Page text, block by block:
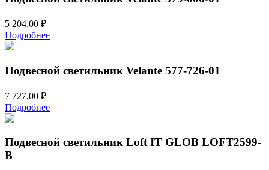
5 204,00 ₽
Подробнее
Подвесной светильник Velante 577-726-01
7 727,00 ₽
Подробнее
Подвесной светильник Loft IT GLOB LOFT2599-
B